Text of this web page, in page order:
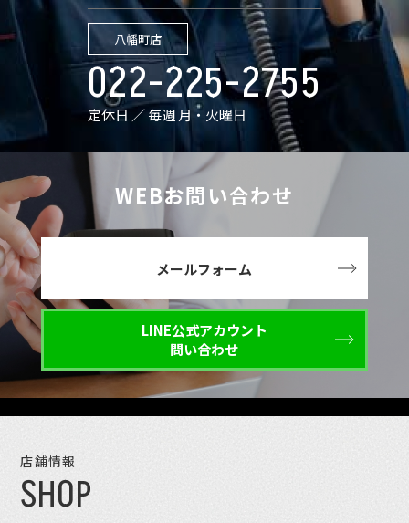
八幡町店
022-225-2755
定休日 ／ 毎週 月・火曜日
WEBお問い合わせ
メールフォーム
LINE公式アカウント
問い合わせ
店舗情報
SHOP